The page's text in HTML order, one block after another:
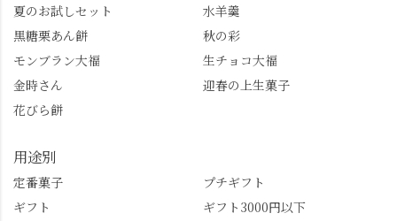
夏のお試しセット
水羊羹
黒糖栗あん餅
秋の彩
モンブラン大福
生チョコ大福
金時さん
迎春の上生菓子
花びら餅
用途別
定番菓子
プチギフト
ギフト
ギフト3000円以下